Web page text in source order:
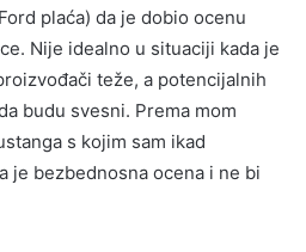
plaća) da je dobio ocenu
Nije idealno u situaciji kada je
teže, a potencijalnih
budu svesni. Prema mom
s kojim sam ikad
je bezbednosna ocena i ne bi